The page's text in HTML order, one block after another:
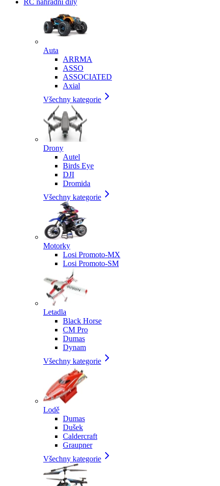
RC náhradní díly
Auta
ARRMA
ASSO
ASSOCIATED
Axial
Všechny kategorie
Drony
Autel
Birds Eye
DJI
Dromida
Všechny kategorie
Motorky
Losi Promoto-MX
Losi Promoto-SM
Letadla
Black Horse
CM Pro
Dumas
Dynam
Všechny kategorie
Lodě
Dumas
Dušek
Caldercraft
Graupner
Všechny kategorie